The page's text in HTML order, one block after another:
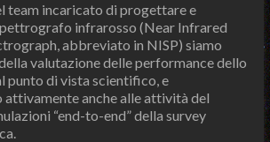
team incaricato di progettare e
infrarosso (Near Infrared
abbreviato in NISP) siamo
valutazione delle performance dello
punto di vista scientifico, e
anche alle attività del
“end-to-end” della survey